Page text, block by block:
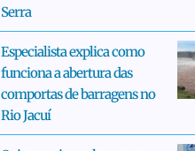
Serra
Especialista explica como
funciona a abertura das
comportas de barragens no
Rio Jacuí